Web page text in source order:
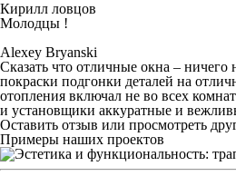
Кирилл ловцов
Молодцы !
Alexey Bryanski
Сказать что отличные окна – ничего
покраски подгонки деталей на
отопления включал не во всех
и установщики аккуратные и
Оставить отзыв или просмотреть
Примеры наших проектов